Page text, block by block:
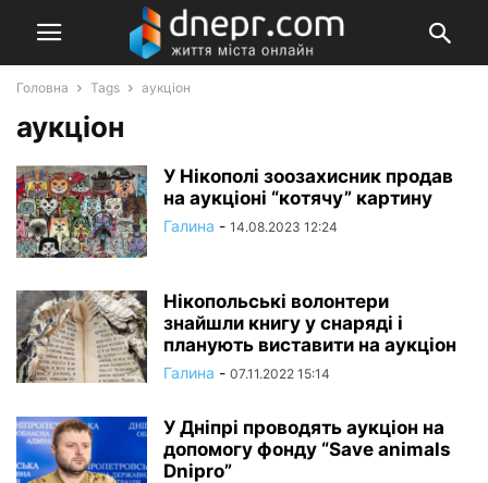
Головна Tags аукціон
аукціон
У Нікополі зоозахисник продав
на аукціоні “котячу” картину
Галина - 14.08.2023 12:24
Нікопольські волонтери
знайшли книгу у снаряді і
планують виставити на аукціон
Галина - 07.11.2022 15:14
У Дніпрі проводять аукціон на
допомогу фонду “Save animals
Dnipro”